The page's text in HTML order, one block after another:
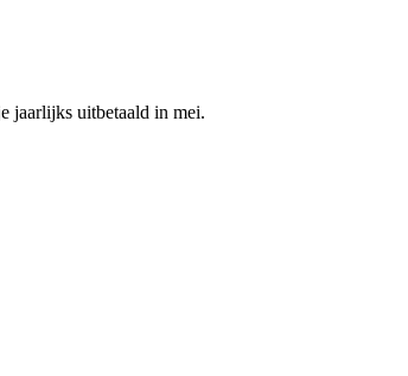
jaarlijks uitbetaald in mei.